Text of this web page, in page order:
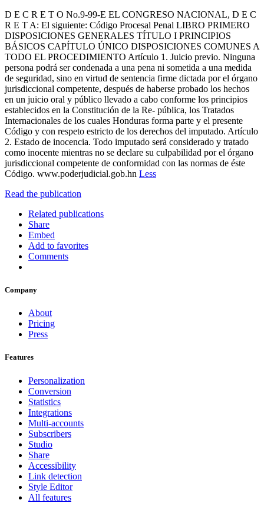
D E C R E T O No.9-99-E EL CONGRESO NACIONAL, D E C
R E T A: El siguiente: Código Procesal Penal LIBRO PRIMERO
DISPOSICIONES GENERALES TÍTULO I PRINCIPIOS
BÁSICOS CAPÍTULO ÚNICO DISPOSICIONES COMUNES A
TODO EL PROCEDIMIENTO Artículo 1. Juicio previo. Ninguna
persona podrá ser condenada a una pena ni sometida a una medida
de seguridad, sino en virtud de sentencia firme dictada por el órgano
jurisdiccional competente, después de haberse probado los hechos
en un juicio oral y público llevado a cabo conforme los principios
establecidos en la Constitución de la Re- pública, los Tratados
Internacionales de los cuales Honduras forma parte y el presente
Código y con respeto estricto de los derechos del imputado. Artículo
2. Estado de inocencia. Todo imputado será considerado y tratado
como inocente mientras no se declare su culpabilidad por el órgano
jurisdiccional competente de conformidad con las normas de éste
Código. www.poderjudicial.gob.hn Less
Read the publication
Related publications
Share
Embed
Add to favorites
Comments
Company
About
Pricing
Press
Features
Personalization
Conversion
Statistics
Integrations
Multi-accounts
Subscribers
Studio
Share
Accessibility
Link detection
Style Editor
All features